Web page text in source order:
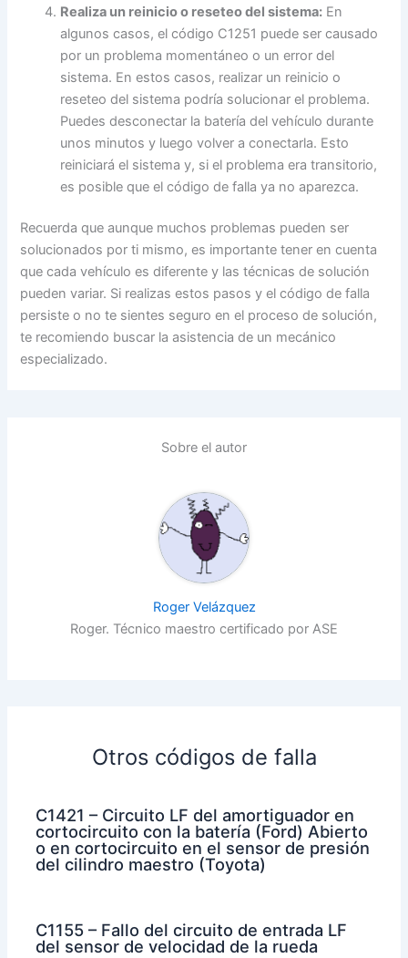
Realiza un reinicio o reseteo del sistema: En
algunos casos, el código C1251 puede ser causado
por un problema momentáneo o un error del
sistema. En estos casos, realizar un reinicio o
reseteo del sistema podría solucionar el problema.
Puedes desconectar la batería del vehículo durante
unos minutos y luego volver a conectarla. Esto
reiniciará el sistema y, si el problema era transitorio,
es posible que el código de falla ya no aparezca.
Recuerda que aunque muchos problemas pueden ser
solucionados por ti mismo, es importante tener en cuenta
que cada vehículo es diferente y las técnicas de solución
pueden variar. Si realizas estos pasos y el código de falla
persiste o no te sientes seguro en el proceso de solución,
te recomiendo buscar la asistencia de un mecánico
especializado.
Sobre el autor
Roger Velázquez
Roger. Técnico maestro certificado por ASE
Otros códigos de falla
C1421 – Circuito LF del amortiguador en
cortocircuito con la batería (Ford) Abierto
o en cortocircuito en el sensor de presión
del cilindro maestro (Toyota)
C1155 – Fallo del circuito de entrada LF
del sensor de velocidad de la rueda